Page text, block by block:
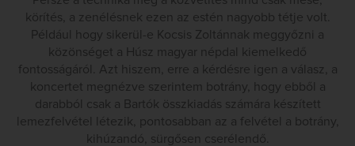
körítés, a zenélésnek ezen az estén nagyobb tétje volt.
Például hogy sikerül-e Kocsis Zoltánnak meggyőzni a
közönséget a Húsz magyar népdal kiemelkedő
fontosságáról. Azt hiszem, erre a kérdésre igen a válasz, a
koncertet megnézve szerintem botrány, hogy ebből a
darabból csak a Bartók összkiadás számára készített
lemezfelvétel létezik, pontosabban az a felvétel a botrány,
kihúzandó, sürgősen cserélendő.